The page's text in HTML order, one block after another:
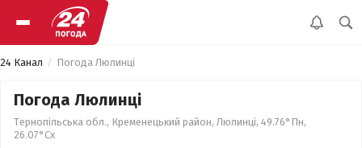
24 Канал Погода Люлинці
Погода Люлинці
Тернопільська обл., Кременецький район, Люлинці, 49.76°Пн,
26.07°Сх